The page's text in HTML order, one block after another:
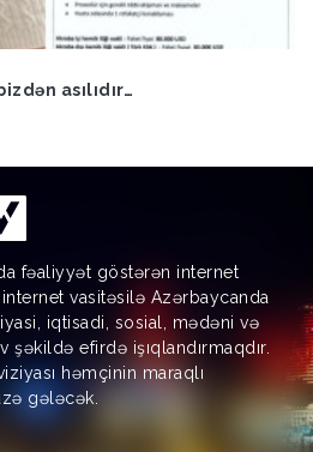
asılıdır…
fəaliyyət göstərən internet
vasitəsilə Azərbaycanda
iqtisadi, sosial, mədəni və
efirdə işıqlandırmaqdır.
həmçinin maraqlı
gələcək.